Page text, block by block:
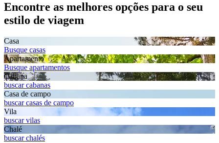
Encontre as melhores opções para o seu
estilo de viagem
Casa
Busque casas
Apartamento
Busque apartamentos
Cabana
buscar cabanas
Casa de campo
buscar casas de campo
Vila
buscar vilas
Chalé
buscar chalés